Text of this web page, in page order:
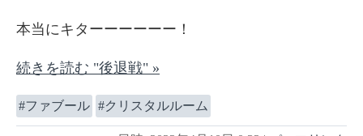
本当にキターーーーーー！
続きを読む "後退戦" »
ファブール クリスタルルーム